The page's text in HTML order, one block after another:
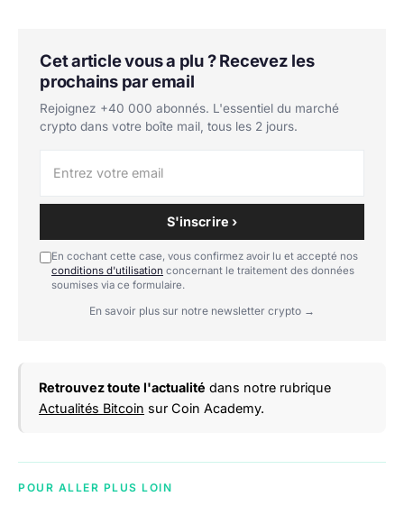
Cet article vous a plu ? Recevez les
prochains par email
Rejoignez +40 000 abonnés. L'essentiel du marché
crypto dans votre boîte mail, tous les 2 jours.
S'inscrire ›
En cochant cette case, vous confirmez avoir lu et accepté nos
conditions d'utilisation concernant le traitement des données
soumises via ce formulaire.
En savoir plus sur notre newsletter crypto →
Retrouvez toute l'actualité dans notre rubrique
Actualités Bitcoin sur Coin Academy.
POUR ALLER PLUS LOIN